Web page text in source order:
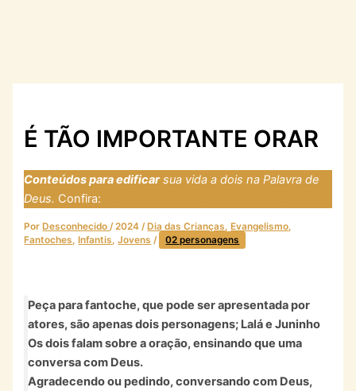
É TÃO IMPORTANTE ORAR
Conteúdos para edificarsua vida a dois na Palavra de
Deus. Confira:
Por Desconhecido/2024/ Dia das Crianças, Evangelismo,
Fantoches, Infantis,Jovens / 02 personagens
Peça para fantoche, que pode ser apresentada por
atores, são apenas dois personagens; Lalá e Juninho
Os dois falam sobre a oração, ensinando que uma
conversa com Deus.
Agradecendo ou pedindo, conversando com Deus,